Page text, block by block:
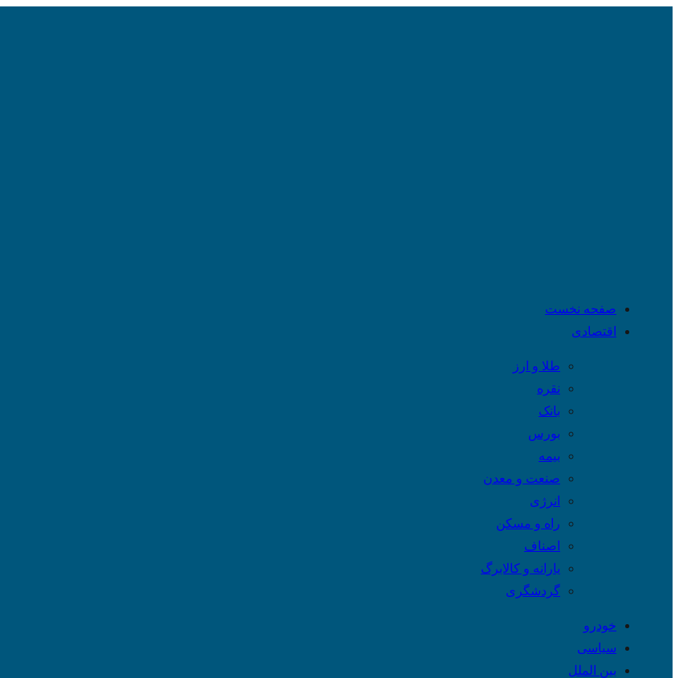
صفحه نخست
اقتصادی
طلا و ارز
نقره
بانک
بورس
بیمه
صنعت و معدن
انرژی
راه و مسکن
اصناف
یارانه و کالابرگ
گردشگری
خودرو
سیاسی
بین الملل